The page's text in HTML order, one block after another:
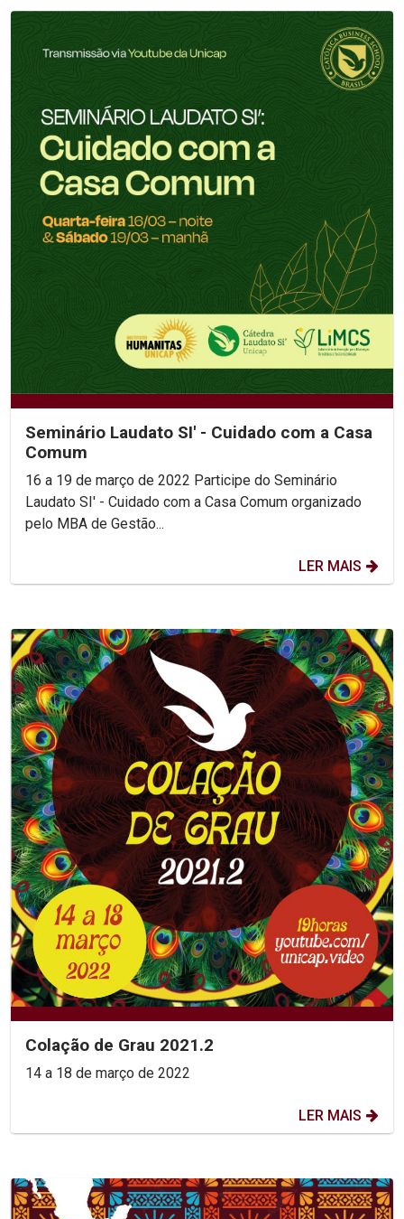
Seminário Laudato SI' - Cuidado com a Casa
Comum
16 a 19 de março de 2022 Participe do Seminário
Laudato SI' - Cuidado com a Casa Comum organizado
pelo MBA de Gestão...
LER MAIS
Colação de Grau 2021.2
14 a 18 de março de 2022
LER MAIS